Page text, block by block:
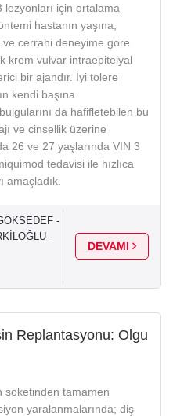
lezyonları için ortalama
hastanın yaşına,
ve cerrahi deneyime gore
krem vulvar intraepitelyal
bir ajandır. İyi tolere
kendi başına
da hafifletebilen bu
ve cinsellik üzerine
26 ve 27 yaşlarında VIN 3
tedavisi ile hızlıca
amaçladık.
-
-
DEVAMI
Replantasyonu: Olgu
soketinden tamamen
yaralanmalarında; diş